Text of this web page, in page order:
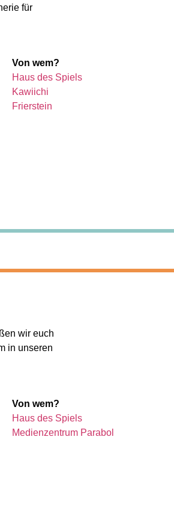
für
Von wem?
Haus des Spiels
Kawiichi
Frierstein
wir euch
in unseren
Von wem?
Haus des Spiels
Medienzentrum Parabol